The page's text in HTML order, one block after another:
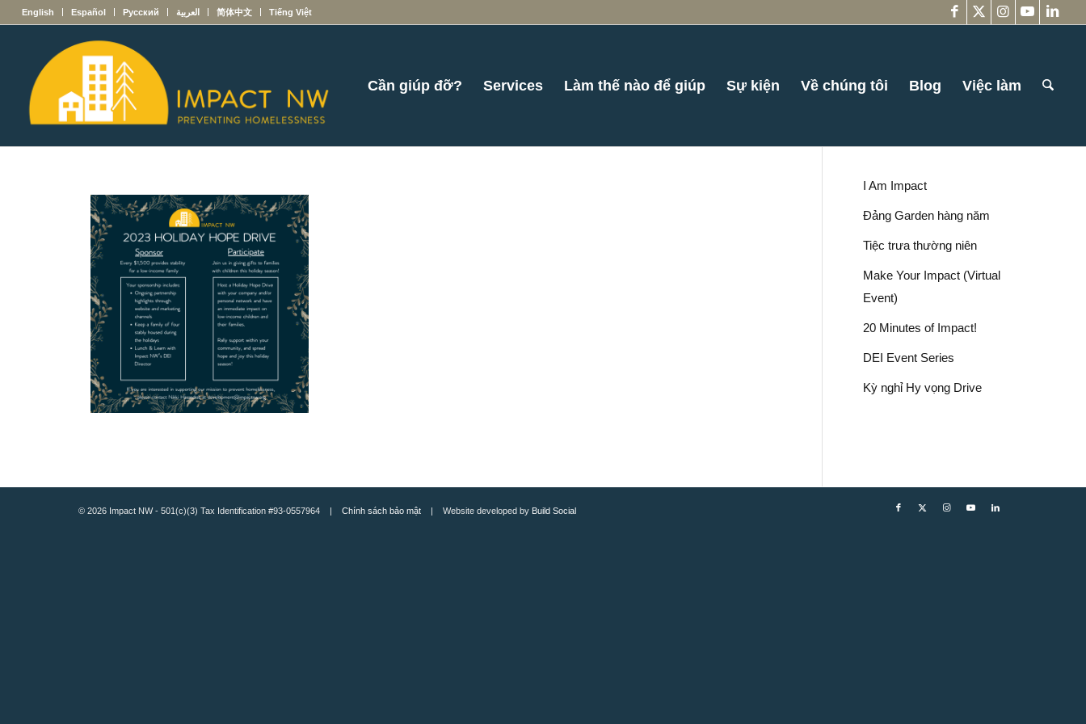
English Español Русский العربية 简体中文 Tiếng Việt
Cần giúp đỡ? Services Làm thế nào để giúp Sự kiện Về chúng tôi Blog Việc làm
I Am Impact
Đảng Garden hàng năm
Tiệc trưa thường niên
Make Your Impact (Virtual
Event)
20 Minutes of Impact!
DEI Event Series
Kỳ nghỉ Hy vọng Drive
© 2026 Impact NW - 501(c)(3) Tax Identification #93-0557964 |Chính sách bảo mật | Website developed by Build Social